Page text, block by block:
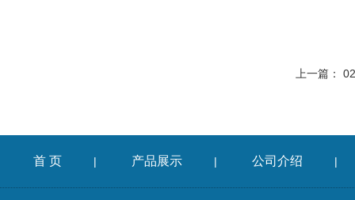
上一篇：
首 页 | 产品展示 | 公司介绍 |